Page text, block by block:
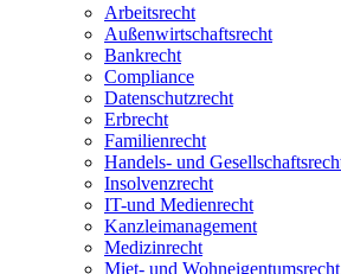
Arbeitsrecht
Außenwirtschaftsrecht
Bankrecht
Compliance
Datenschutzrecht
Erbrecht
Familienrecht
Handels- und
Insolvenzrecht
IT-und Medienrecht
Kanzleimanagement
Medizinrecht
Miet- und Wohneigentumsrecht